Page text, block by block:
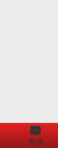
香港